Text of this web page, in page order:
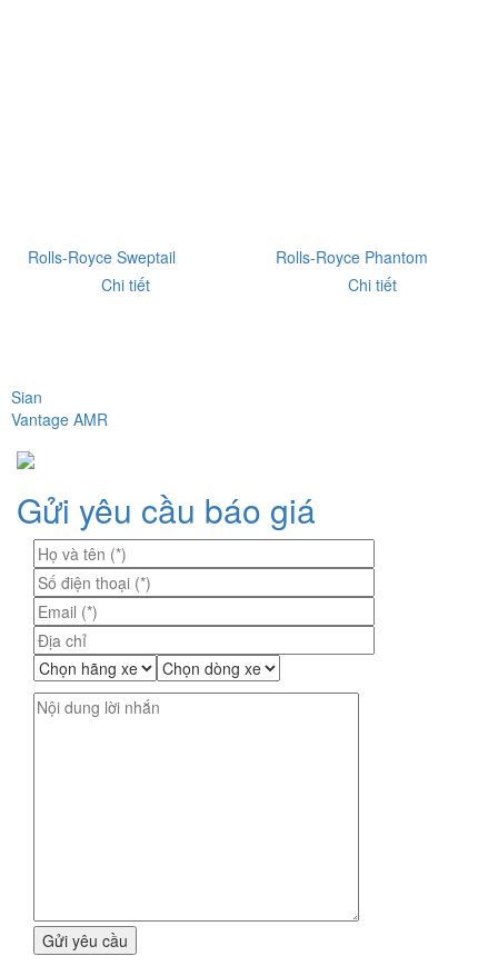
Rolls-Royce Sweptail
Chi tiết
Rolls-Royce Phantom
Chi tiết
Điều
hướng
bài
viết
Sian
Vantage AMR
Gửi yêu cầu báo giá